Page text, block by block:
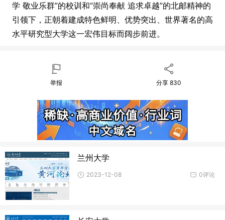
学 敬业乐群”的校训和“崇尚奉献 追求卓越”的北邮精神的
引领下，正朝着建成特色鲜明、优势突出、世界著名的高
水平研究型大学这一宏伟目标而阔步前进。
举报 分享 830
兰州大学
0评论
2023-12-08